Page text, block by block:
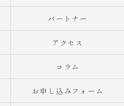
パートナー
アクセス
コラム
お申し込みフォーム